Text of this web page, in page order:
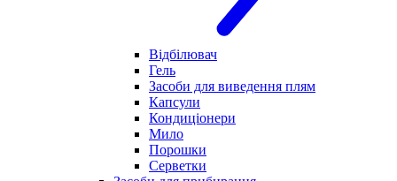
Відбілювач
Гель
Засоби для виведення плям
Капсули
Кондиціонери
Мило
Порошки
Серветки